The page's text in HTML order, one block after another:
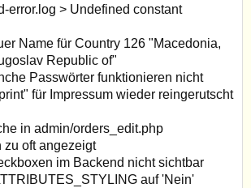
error.log > Undefined constant
Name für Country 126 "Macedonia,
Republic of"
Passwörter funktionieren nicht
für Impressum wieder reingerutscht
in admin/orders_edit.php
zu oft angezeigt
im Backend nicht sichtbar
auf 'Nein'